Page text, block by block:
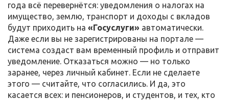
года всё перевернётся: уведомления о налогах на
имущество, землю, транспорт и доходы с вкладов
будут приходить на «Госуслуги» автоматически.
Даже если вы не зарегистрированы на портале —
система создаст вам временный профиль и отправит
уведомление. Отказаться можно — но только
заранее, через личный кабинет. Если не сделаете
этого — считайте, что согласились. И да, это
касается всех: и пенсионеров, и студентов, и тех, кто